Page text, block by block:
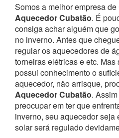
Somos a melhor empresa de
Aquecedor Cubatão. É
consiga achar alguém que
no inverno. Antes que
regular os aquecedores de
torneiras elétricas e etc.
possui conhecimento o
aquecedor, não arrisque,
Aquecedor Cubatão.
preocupar em ter que
inverno, seu aquecedor seja
solar será regulado